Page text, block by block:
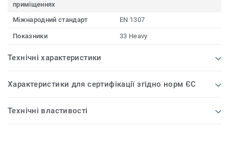
приміщеннях
Міжнародний стандарт
EN 1307
Показники 33 Heavy
Технічні характеристики
Характеристики для сертифікації згідно норм ЄС
Технічні властивості